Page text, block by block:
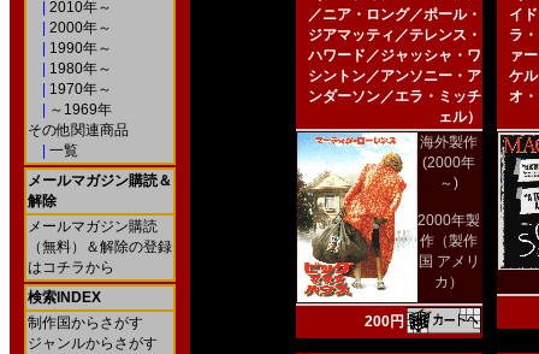
2010年～
2000年～
1990年～
1980年～
1970年～
～1969年
その他関連商品
一覧
メールマガジン購読＆
解除
メールマガジン購読
（無料）＆解除の登録
はコチラから
検索INDEX
制作国からさがす
ジャンルからさがす
／ニア・ロング／ポール・
ジアマッティ／テレンス・
ハワード／ジャッシャ・ワ
シントン／アンソニー・ア
ンダーソン／エラ・ミッチ
ェル）
海外製作
(2000年
～)
2000年製
作（製作
国 アメリ
カ）
200円
イ
ラ
ァ
ケ
オ